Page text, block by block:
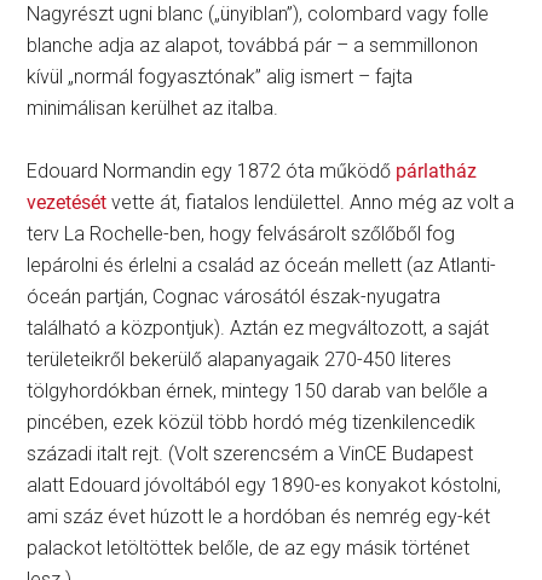
Nagyrészt ugni blanc („ünyiblan”), colombard vagy folle
blanche adja az alapot, továbbá pár – a semmillonon
kívül „normál fogyasztónak” alig ismert – fajta
minimálisan kerülhet az italba.
Edouard Normandin egy 1872 óta működő párlatház
vezetését vette át, fiatalos lendülettel. Anno még az volt a
terv La Rochelle-ben, hogy felvásárolt szőlőből fog
lepárolni és érlelni a család az óceán mellett (az Atlanti-
óceán partján, Cognac városától észak-nyugatra
található a központjuk). Aztán ez megváltozott, a saját
területeikről bekerülő alapanyagaik 270-450 literes
tölgyhordókban érnek, mintegy 150 darab van belőle a
pincében, ezek közül több hordó még tizenkilencedik
századi italt rejt. (Volt szerencsém a VinCE Budapest
alatt Edouard jóvoltából egy 1890-es konyakot kóstolni,
ami száz évet húzott le a hordóban és nemrég egy-két
palackot letöltöttek belőle, de az egy másik történet